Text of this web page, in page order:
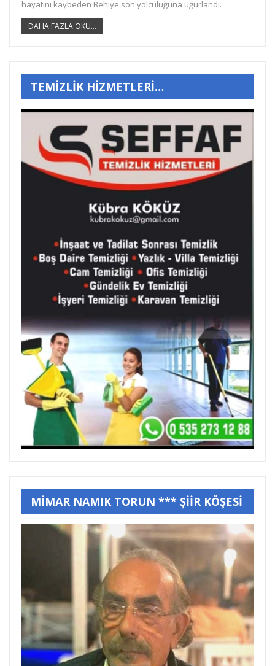
hayatını kaybeden Behiye son yolculuğuna uğurlandı.
DAHA FAZLA OKU...
TEMİZLİK HİZMETLERİ…
MİMAR NAMIK TORUN *** ŞİİR KÖŞESİ